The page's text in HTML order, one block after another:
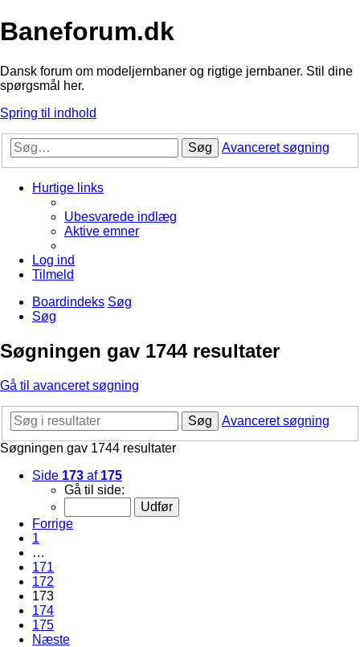
Baneforum.dk
Dansk forum om modeljernbaner og rigtige jernbaner. Stil dine
spørgsmål her.
Spring til indhold
Søg Avanceret søgning
Hurtige links
Ubesvarede indlæg
Aktive emner
Log ind
Tilmeld
Boardindeks Søg
Søg
Søgningen gav 1744 resultater
Gå til avanceret søgning
Søg
Avanceret søgning
Søgningen gav 1744 resultater
Side 173 af 175
Gå til side:
Forrige
1
…
171
172
173
174
175
Næste